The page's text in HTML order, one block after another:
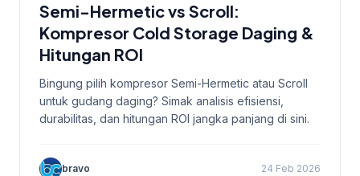
Semi-Hermetic vs Scroll:
Kompresor Cold Storage Daging &
Hitungan ROI
Bingung pilih kompresor Semi-Hermetic atau Scroll
untuk gudang daging? Simak analisis efisiensi,
durabilitas, dan hitungan ROI jangka panjang di sini.
bravo 24 Feb 2026